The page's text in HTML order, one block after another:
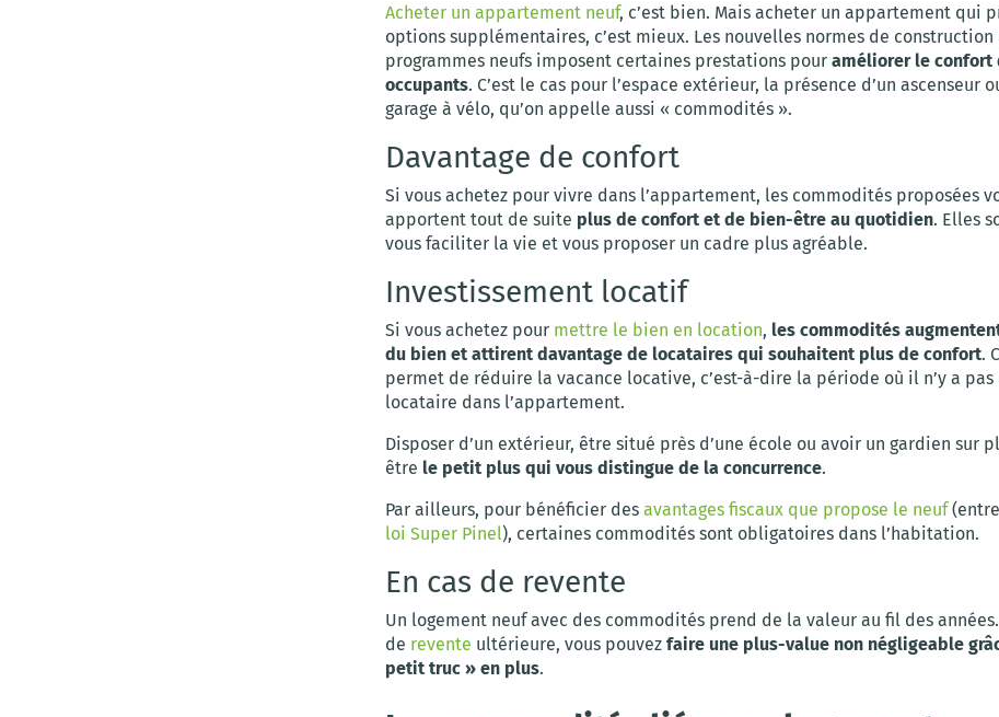
Acheter un appartement neuf, c’est bien. Mais acheter un appartement qui
options supplémentaires, c’est mieux. Les nouvelles normes de construction
programmes neufs imposent certaines prestations pour améliorer le confort
occupants. C’est le cas pour l’espace extérieur, la présence d’un ascenseur
garage à vélo, qu’on appelle aussi « commodités ».
Davantage de confort
Si vous achetez pour vivre dans l’appartement, les commodités proposées
apportent tout de suite plus de confort et de bien-être au quotidien. Elles
vous faciliter la vie et vous proposer un cadre plus agréable.
Investissement locatif
Si vous achetez pour mettre le bien en location, les commodités
du bien et attirent davantage de locataires qui souhaitent plus de confort.
permet de réduire la vacance locative, c’est-à-dire la période où il n’y a pas
locataire dans l’appartement.
Disposer d’un extérieur, être situé près d’une école ou avoir un gardien sur
être le petit plus qui vous distingue de la concurrence.
Par ailleurs, pour bénéficier des avantages fiscaux que propose le neuf
loi Super Pinel), certaines commodités sont obligatoires dans l’habitation.
En cas de revente
Un logement neuf avec des commodités prend de la valeur au fil des
de revente ultérieure, vous pouvez faire une plus-value non négligeable
petit truc » en plus.